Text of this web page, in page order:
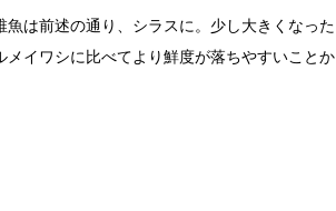
は前述の通り、シラスに。少し大きくなった
イワシに比べてより鮮度が落ちやすいことか